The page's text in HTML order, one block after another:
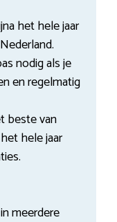
het hele jaar
nodig als je
en regelmatig
beste van
hele jaar
meerdere